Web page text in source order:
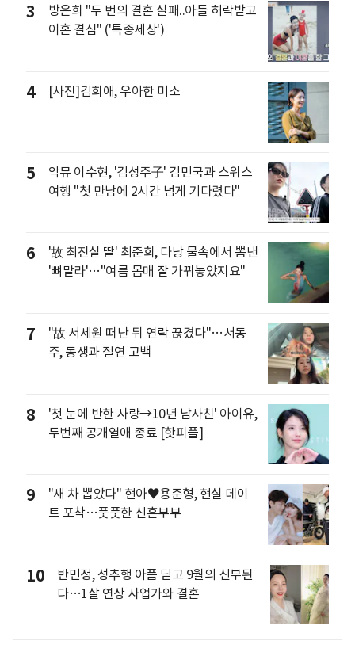
3
방은희 "두 번의 결혼 실패..아들 허락받고
이혼 결심" ('특종세상')
4 [사진]김희애, 우아한 미소
5
악뮤 이수현, '김성주子' 김민국과 스위스
여행 "첫 만남에 2시간 넘게 기다렸다"
6
'故 최진실 딸' 최준희, 다낭 물속에서 뽐낸
'뼈말라'…"여름 몸매 잘 가꿔놓았지요"
7
"故 서세원 떠난 뒤 연락 끊겼다"…서동
주, 동생과 절연 고백
8
'첫 눈에 반한 사랑→10년 남사친' 아이유,
두번째 공개열애 종료 [핫피플]
9
"새 차 뽑았다" 현아♥용준형, 현실 데이
트 포착…풋풋한 신혼부부
10
반민정, 성추행 아픔 딛고 9월의 신부된
다…1살 연상 사업가와 결혼